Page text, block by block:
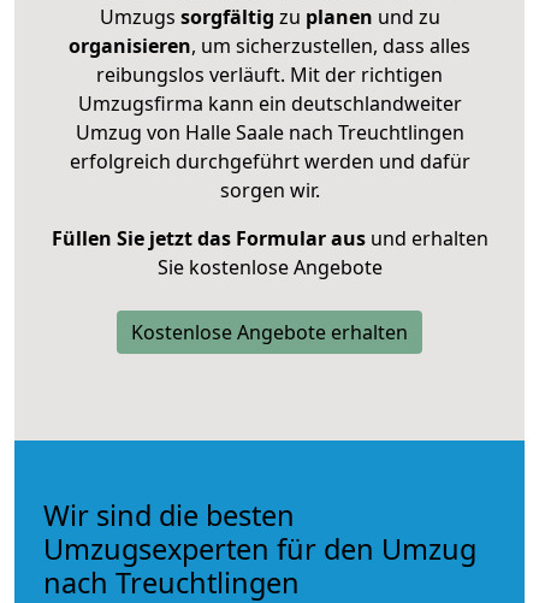
Umzugs sorgfältig zu planen und zu
organisieren, um sicherzustellen, dass alles
reibungslos verläuft. Mit der richtigen
Umzugsfirma kann ein deutschlandweiter
Umzug von Halle Saale nach Treuchtlingen
erfolgreich durchgeführt werden und dafür
sorgen wir.
Füllen Sie jetzt das Formular ausund erhalten
Sie kostenlose Angebote
Kostenlose Angebote erhalten
Wir sind die besten
Umzugsexperten für den Umzug
nach Treuchtlingen